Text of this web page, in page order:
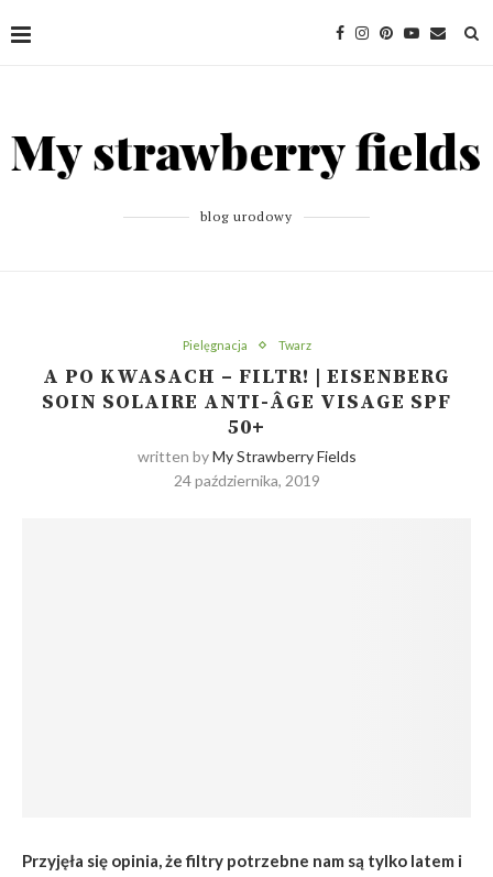
blog urodowy
Pielęgnacja Twarz
A PO KWASACH – FILTR! | EISENBERG
SOIN SOLAIRE ANTI-ÂGE VISAGE SPF
50+
written byMy Strawberry Fields
24 października, 2019
Przyjęła się opinia, że filtry potrzebne nam są tylko latem i